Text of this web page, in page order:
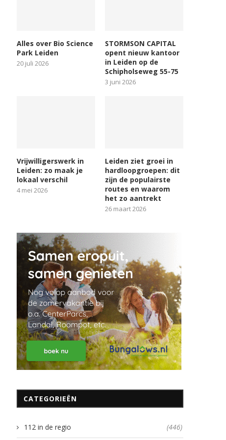
Alles over Bio Science
Park Leiden
20 juli 2026
STORMSON CAPITAL
opent nieuw kantoor
in Leiden op de
Schipholseweg 55-75
3 juni 2026
Vrijwilligerswerk in
Leiden: zo maak je
lokaal verschil
4 mei 2026
Leiden ziet groei in
hardloopgroepen: dit
zijn de populairste
routes en waarom
het zo aantrekt
26 maart 2026
CATEGORIEËN
112 in de regio (446)